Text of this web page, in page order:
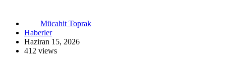
Mücahit Toprak
Haberler
Haziran 15, 2026
412 views